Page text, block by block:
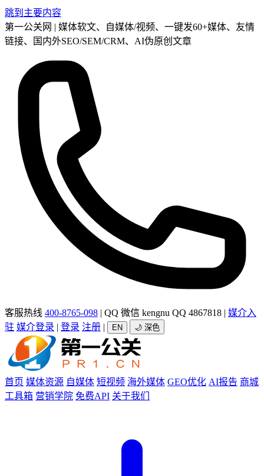
跳到主要内容
第一公关网 | 媒体软文、自媒体/视频、一键发60+媒体、友情
链接、国内外SEO/SEM/CRM、AI伪原创文章
客服热线 400-8765-098 | QQ 微信 kengnu QQ 4867818 | 媒介入
驻 媒介登录 | 登录 注册 | EN 🌙 深色
首页 媒体资源 自媒体 短视频 海外媒体 GEO优化 AI报告 商城
工具箱 营销学院 免费API 关于我们